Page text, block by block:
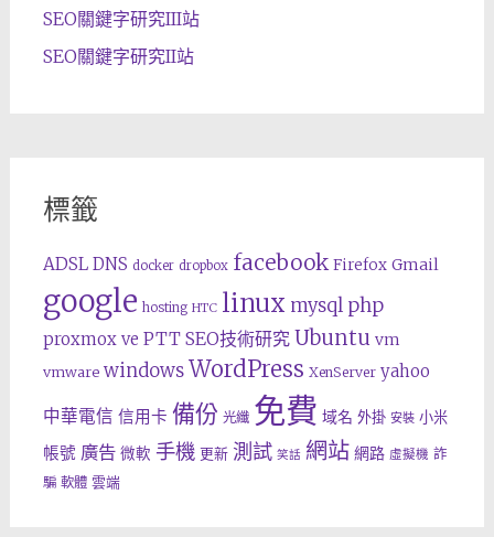
SEO關鍵字研究III站
SEO關鍵字研究II站
標籤
ADSL DNS docker dropbox facebook Firefox Gmail
google hosting HTC linux mysql php
proxmox ve PTT SEO技術研究 Ubuntu vm
vmware windows WordPress XenServer yahoo
中華電信 信用卡 備份 光纖 免費 域名 外掛 安裝 小米
帳號 廣告 微軟 手機 更新 測試 笑話 網站 網路 虛擬機 詐
騙 軟體 雲端